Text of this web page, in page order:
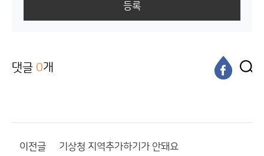
등록
댓글 0개
이전글 기상청 지역추가하기가 안돼요